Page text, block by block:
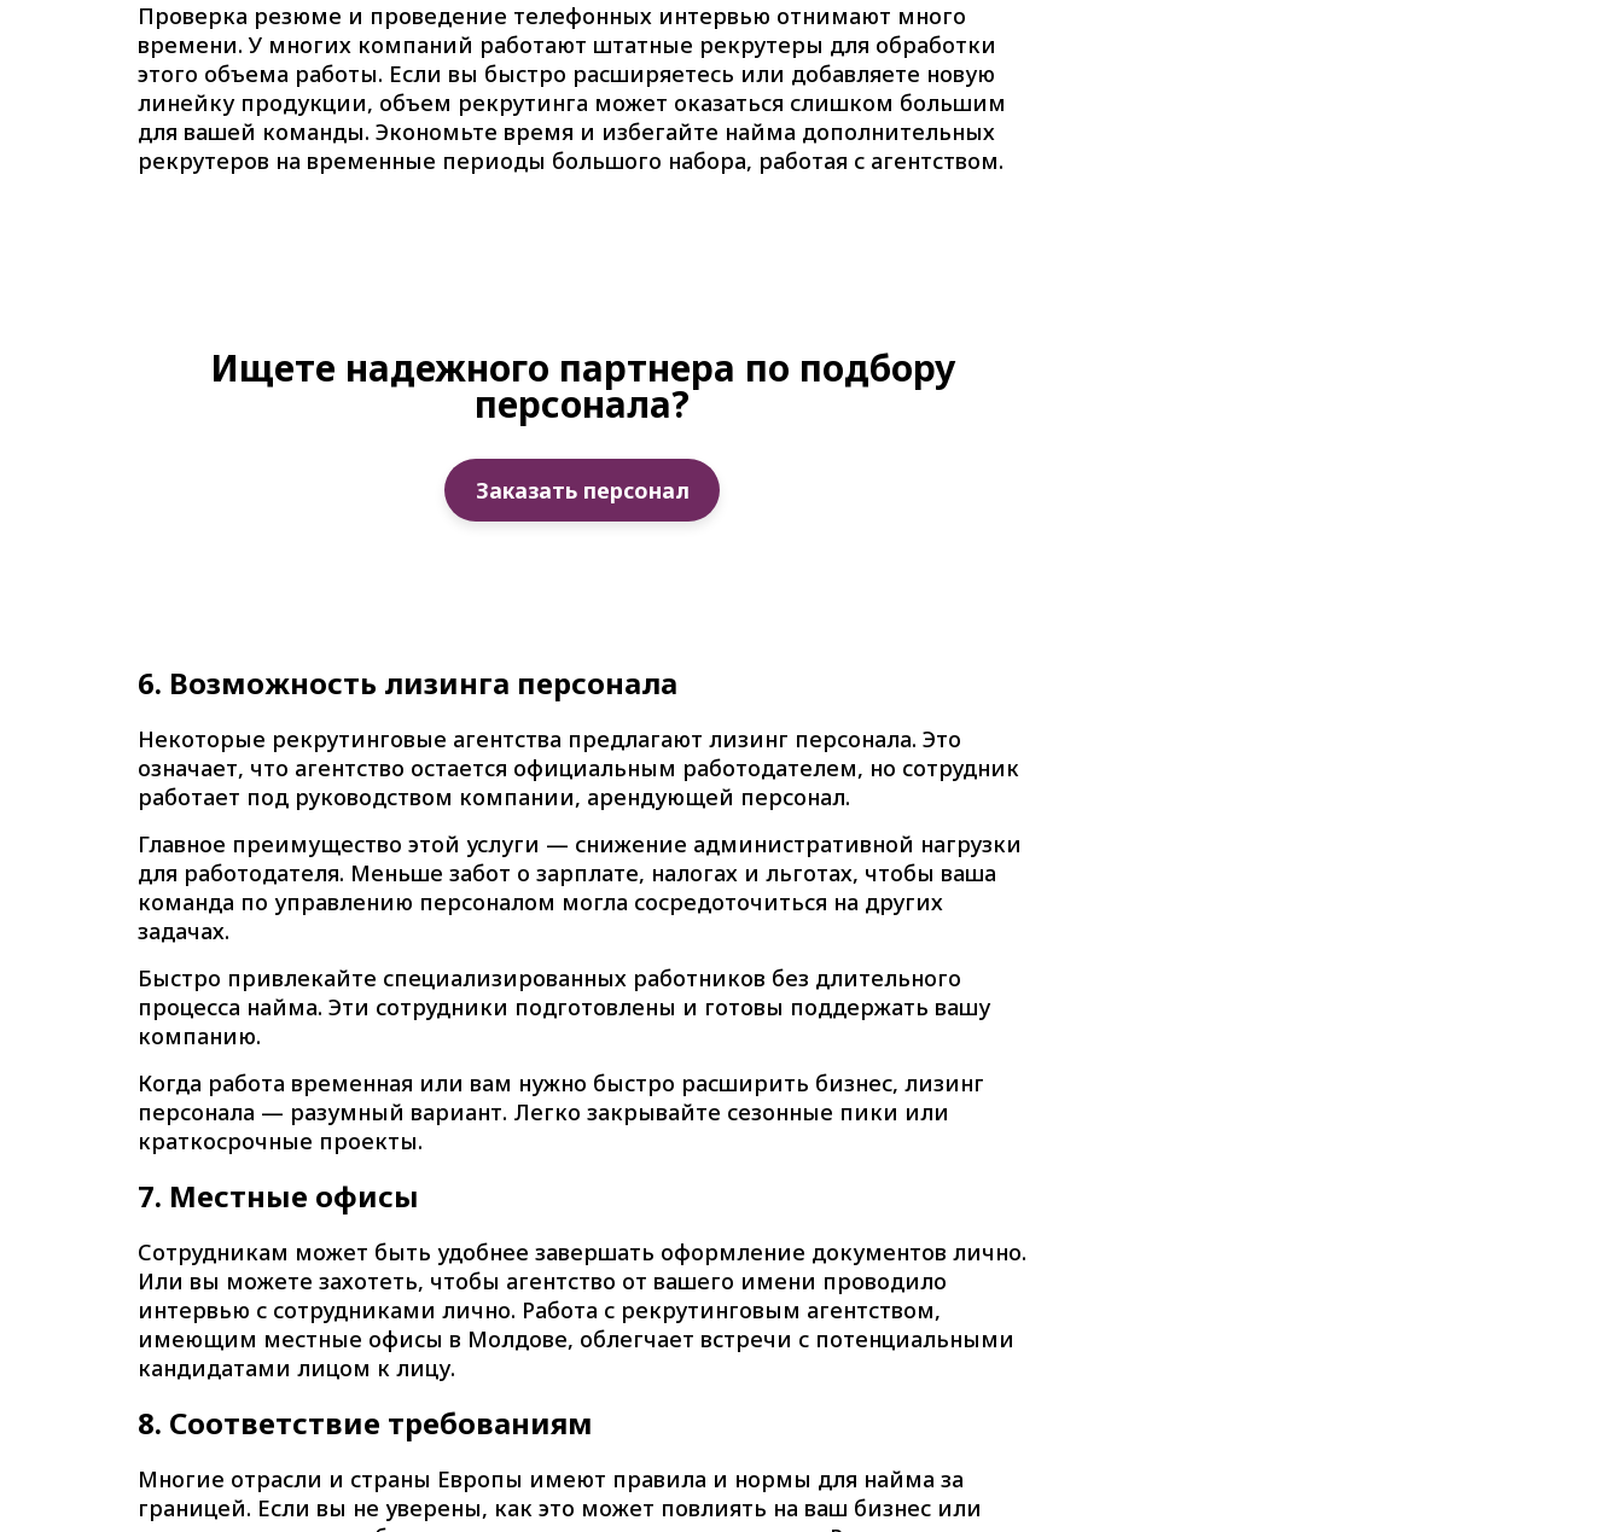
Проверка резюме и проведение телефонных интервью отнимают много
времени. У многих компаний работают штатные рекрутеры для обработки
этого объема работы. Если вы быстро расширяетесь или добавляете новую
линейку продукции, объем рекрутинга может оказаться слишком большим
для вашей команды. Экономьте время и избегайте найма дополнительных
рекрутеров на временные периоды большого набора, работая с агентством.
Ищете надежного партнера по подбору
персонала?
Заказать персонал
6. Возможность лизинга персонала
Некоторые рекрутинговые агентства предлагают лизинг персонала. Это
означает, что агентство остается официальным работодателем, но сотрудник
работает под руководством компании, арендующей персонал.
Главное преимущество этой услуги — снижение административной нагрузки
для работодателя. Меньше забот о зарплате, налогах и льготах, чтобы ваша
команда по управлению персоналом могла сосредоточиться на других
задачах.
Быстро привлекайте специализированных работников без длительного
процесса найма. Эти сотрудники подготовлены и готовы поддержать вашу
компанию.
Когда работа временная или вам нужно быстро расширить бизнес, лизинг
персонала — разумный вариант. Легко закрывайте сезонные пики или
краткосрочные проекты.
7. Местные офисы
Сотрудникам может быть удобнее завершать оформление документов лично.
Или вы можете захотеть, чтобы агентство от вашего имени проводило
интервью с сотрудниками лично. Работа с рекрутинговым агентством,
имеющим местные офисы в Молдове, облегчает встречи с потенциальными
кандидатами лицом к лицу.
8. Соответствие требованиям
Многие отрасли и страны Европы имеют правила и нормы для найма за
границей. Если вы не уверены, как это может повлиять на ваш бизнес или